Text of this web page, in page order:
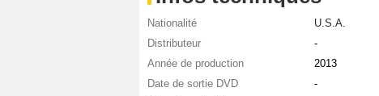
Nationalité
U.S.A.
Distributeur
-
Année de production
2013
Date de sortie DVD
-